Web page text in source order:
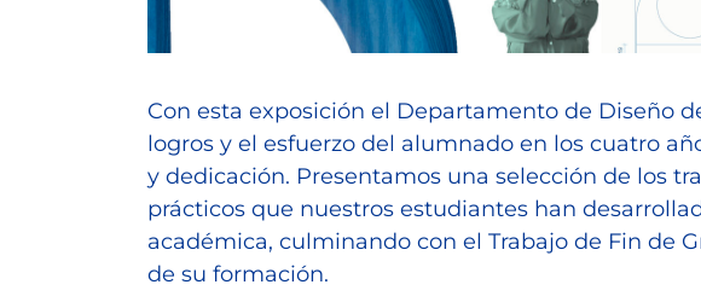
Con esta exposición el Departamento de Diseño
logros y el esfuerzo del alumnado en los cuatro
y dedicación. Presentamos una selección de los
prácticos que nuestros estudiantes han
académica, culminando con el Trabajo de Fin de
de su formación.